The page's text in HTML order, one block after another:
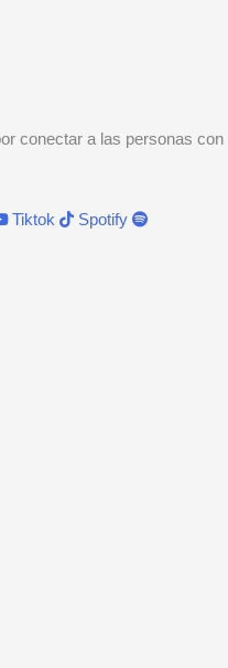
conectar a las personas con
Tiktok
Spotify